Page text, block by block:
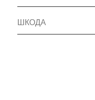
ШКОДА